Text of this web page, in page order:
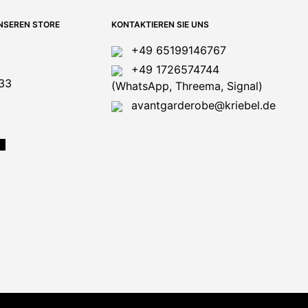
STORE KONTAKTIEREN SIE UNS
+49 65199146767
+49 1726574744
(WhatsApp, Threema, Signal)
avantgarderobe@kriebel.de